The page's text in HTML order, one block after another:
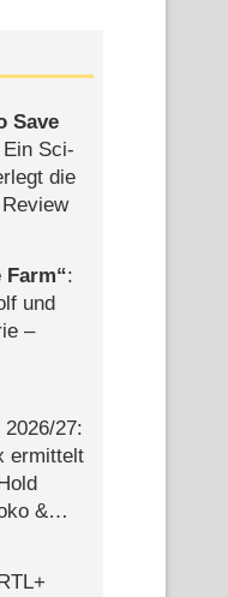
Save
Ein Sci-
die
Farm :
und
–
​27:
ermittelt
&